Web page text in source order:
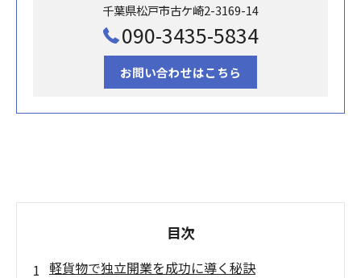
千葉県松戸市古ケ崎2-3169-14
090-3435-5834
お問い合わせはこちら
目次
軽貨物で独立開業を成功に導く秘訣